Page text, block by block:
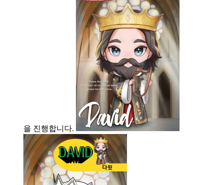
을 진행합니다.